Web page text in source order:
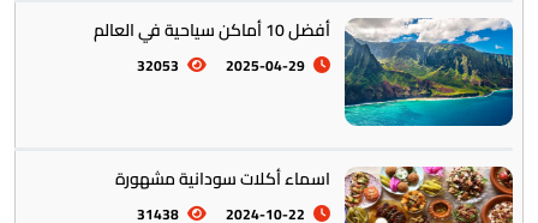
أمريكا الجنوبية || القارة اللاتينية
أفضل 10 أماكن سياحية في العالم
2025-04-29
32053
اسماء أكلات سودانية مشهورة
2024-10-22
31438